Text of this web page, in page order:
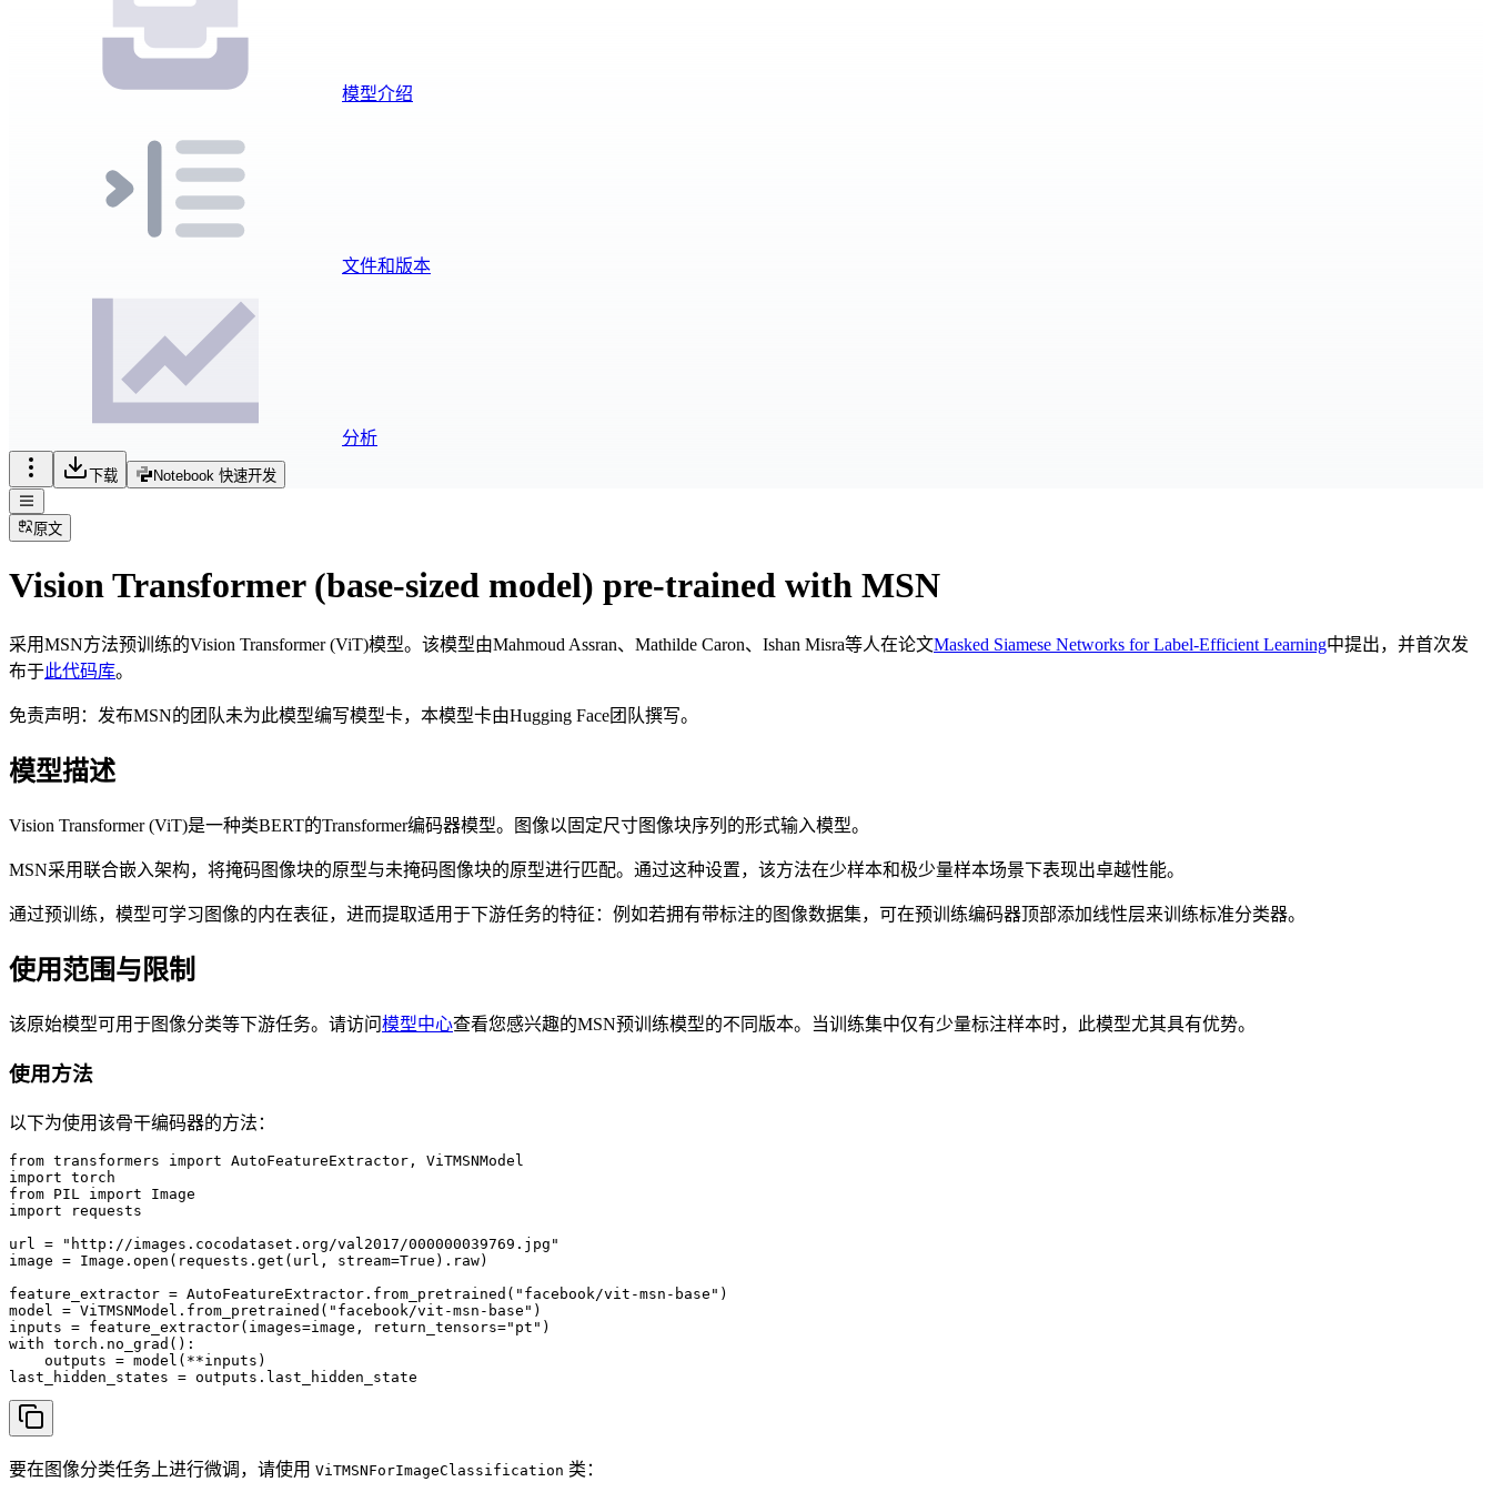
模型介绍
文件和版本
分析
下载 Notebook 快速开发
原文
Vision Transformer (base-sized model) pre-trained with MSN
采用MSN方法预训练的Vision Transformer (ViT)模型。该模型由Mahmoud Assran、Mathilde Caron、Ishan Misra等人在论文Masked Siamese Networks for Label-Efficient Learning中提出，并首次发
布于此代码库。
免责声明：发布MSN的团队未为此模型编写模型卡，本模型卡由Hugging Face团队撰写。
模型描述
Vision Transformer (ViT)是一种类BERT的Transformer编码器模型。图像以固定尺寸图像块序列的形式输入模型。
MSN采用联合嵌入架构，将掩码图像块的原型与未掩码图像块的原型进行匹配。通过这种设置，该方法在少样本和极少量样本场景下表现出卓越性能。
通过预训练，模型可学习图像的内在表征，进而提取适用于下游任务的特征：例如若拥有带标注的图像数据集，可在预训练编码器顶部添加线性层来训练标准分类器。
使用范围与限制
该原始模型可用于图像分类等下游任务。请访问模型中心查看您感兴趣的MSN预训练模型的不同版本。当训练集中仅有少量标注样本时，此模型尤其具有优势。
使用方法
以下为使用该骨干编码器的方法：
from transformers import AutoFeatureExtractor, ViTMSNModel
import torch
from PIL import Image
import requests
url = "http://images.cocodataset.org/val2017/000000039769.jpg"
image = Image.open(requests.get(url, stream=True).raw)
feature_extractor = AutoFeatureExtractor.from_pretrained("facebook/vit-msn-base")
model = ViTMSNModel.from_pretrained("facebook/vit-msn-base")
inputs = feature_extractor(images=image, return_tensors="pt")
with torch.no_grad():
    outputs = model(**inputs)
last_hidden_states = outputs.last_hidden_state
要在图像分类任务上进行微调，请使用 ViTMSNForImageClassification 类：